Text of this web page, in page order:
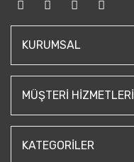
KURUMSAL
MÜŞTERI HIZMETLERI
KATEGORILER